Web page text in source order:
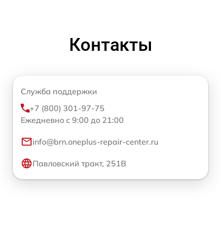
Контакты
Служба поддержки
+7 (800) 301-97-75
Ежедневно с 9:00 до 21:00
info@brn.oneplus-repair-center.ru
Павловский тракт, 251В